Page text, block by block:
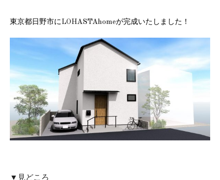
東京都日野市にLOHASTAhomeが完成いたしました！
▼見どころ